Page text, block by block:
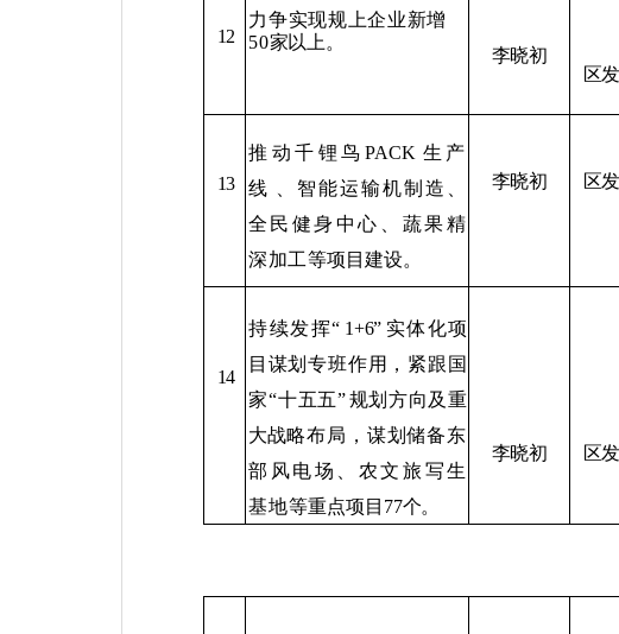
12
力争实现规上企业新增
50家以上。
李晓初
区
13
推动千锂鸟PACK 生产
线
、智能运输机制造、
全民健身中心、蔬果精
深加工等项目建设。
李晓初 区
14
持续发挥“ 1+6” 实体化项
目 谋划专班作用，紧跟国
家“十五五”规划方向及重
大战略布局，谋划储备东
部风电场、农文旅写生
基地等重点项目 77个。
李晓初 区